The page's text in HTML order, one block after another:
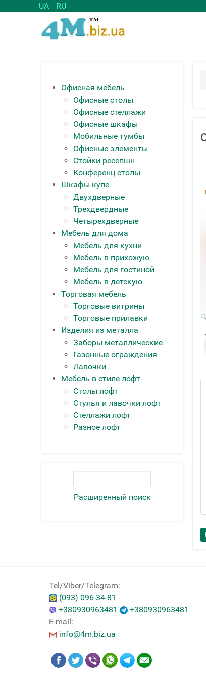
UA RU
Офисная мебель
Офисные столы
Офисные стеллажи
Офисные шкафы
Мобильные тумбы
Офисные элементы
Стойки ресепшн
Конференц столы
Шкафы купе
Двухдверные
Трехдвердные
Четырехдверные
Мебель для дома
Мебель для кухни
Мебель в прихожую
Мебель для гостиной
Мебель в детскую
Торговая мебель
Торговые витрины
Торговые прилавки
Изделия из металла
Заборы металлические
Газонные ограждения
Лавочки
Мебель в стиле лофт
Столы лофт
Стулья и лавочки лофт
Стеллажи лофт
Разное лофт
Расширенный поиск
Tel/Viber/Telegram:
(093) 096-34-81
+380930963481
+380930963481
E-mail:
info@4m.biz.ua